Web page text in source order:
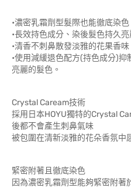
•濃密乳霜劑型髮際也能徹底染色
•長效持色成分、染後髮色持久亮
•清香不刺鼻散發淡雅的花果香味
•使用減緩退色配方(持色成分)
亮麗的髮色。
Crystal Caream技術
採用日本HOYU獨特的Crystal
後都不會產生刺鼻氣味
被包圍在清新淡雅的花朵香氛中
緊密附著且徹底染色
因為濃密乳霜劑型能夠緊密附